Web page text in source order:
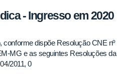
- Ingresso em 2020
conforme dispõe Resolução CNE nº
MG e as seguintes Resoluções da
2011, 0